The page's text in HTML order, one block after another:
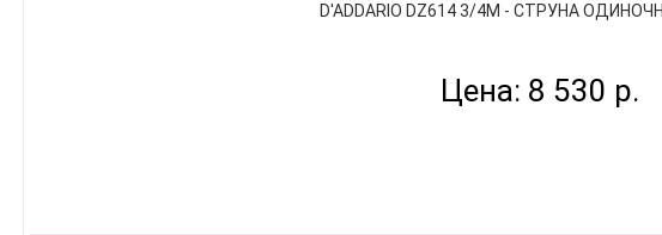
D'ADDARIO DZ614 3/4M - СТРУНА
Цена: 8 530 р.